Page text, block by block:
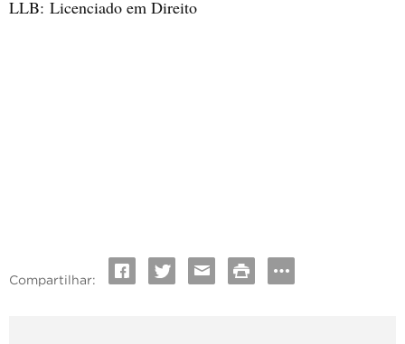
LLB: Licenciado em Direito
Compartilhar: